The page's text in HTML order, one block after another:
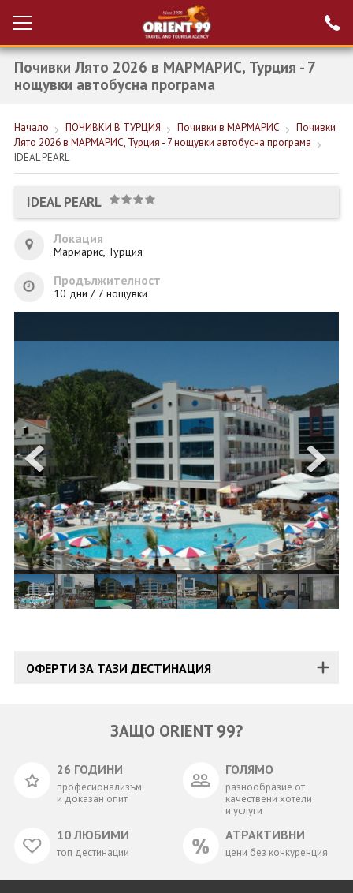
Вход за агенти
Проверка на
резервация
НОВА ГОДИНА ТУРЦИЯ
НОВА ГОДИНА
ПОЧИВКИ
КРУИЗИ
ЕКЗОТИКА
ЗА НАС
КОНТАКТИ
ФИРМЕНИ ДОКУМЕНТИ
0700 144 34 Запитване
ПОСЛЕДВАЙТЕ НИ
Почивки Лято 2026 в МАРМАРИС, Турция - 7
нощувки автобусна програма
Начало ПОЧИВКИ В ТУРЦИЯ Почивки в МАРМАРИС
Почивки
Лято 2026 в МАРМАРИС, Турция - 7 нощувки автобусна програма
IDEAL PEARL
IDEAL PEARL
Локация
Мармарис, Турция
Продължителност
10 дни / 7 нощувки
ОФЕРТИ ЗА ТАЗИ ДЕСТИНАЦИЯ
ЗАЩО ORIENT 99?
26 ГОДИНИ
професионализъм
и доказан опит
ГОЛЯМО
разнообразие от
качествени хотели
и услуги
10 ЛЮБИМИ
топ дестинации
АТРАКТИВНИ
цени без конкуренция